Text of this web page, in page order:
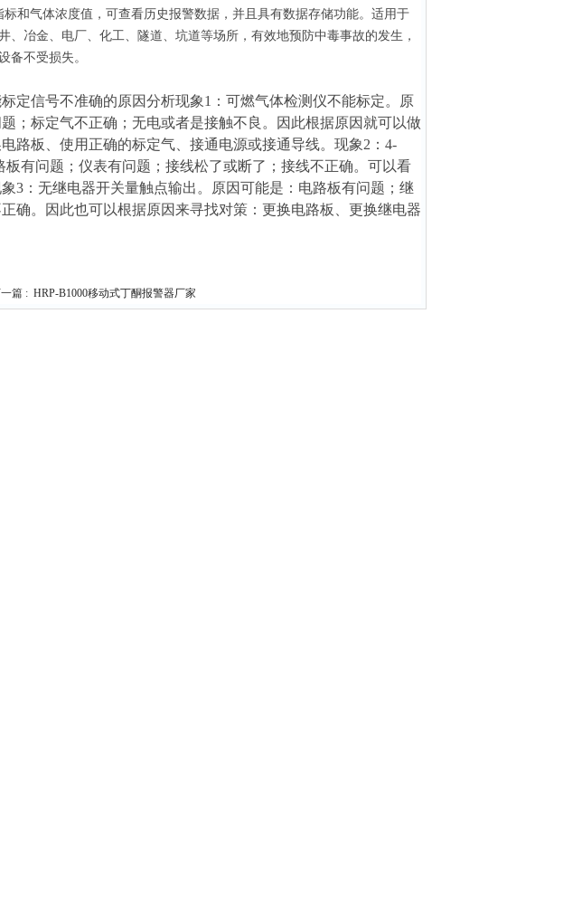
和气体浓度值，可查看历史报警数据，并且具有数据存储功能。适用于
、冶金、电厂、化工、隧道、坑道等场所，有效地预防中毒事故的发生，
备不受损失。
定信号不准确的原因分析现象1：可燃气体检测仪不能标定。原
；标定气不正确；无电或者是接触不良。因此根据原因就可以做
路板、使用正确的标定气、接通电源或接通导线。现象2：4-
板有问题；仪表有问题；接线松了或断了；接线不正确。可以看
3：无继电器开关量触点输出。原因可能是：电路板有问题；继
确。因此也可以根据原因来寻找对策：更换电路板、更换继电器
篇 : HRP-B1000移动式丁酮报警器厂家